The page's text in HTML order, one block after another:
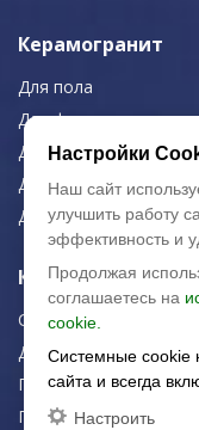
Керамогранит
Для пола
Для фасада
Для дома/офиса
Для МОП
Для улицы
Керамическая
Строительная плитка
Для дома/офиса
Плитка для стен
Плитка для пола
Настройки
Наш сайт
улучшить работу
эффективность и
Продолжая
соглашаетесь на
cookie.
Системные cookie
сайта и всегда
Настроить